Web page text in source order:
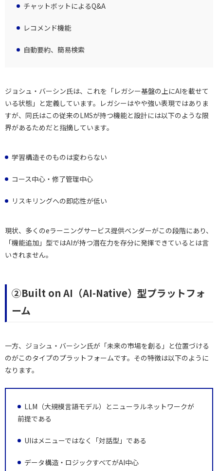
チャットボットによるQ&A
レコメンド機能
自動要約、簡易検索
ジョシュ・バーシン氏は、これを「レガシー基盤の上にAIを載せて
いる状態」と定義しています。レガシーはやや強い表現ではありま
すが、同氏はこの従来のLMSが持つ機能と設計には以下のような限
界があるためだと指摘しています。
学習構造そのものは変わらない
コース中心・修了管理中心
リスキリングへの即応性が低い
現状、多くのeラーニングサービス提供ベンダーがこの段階にあり、
「機能追加」型ではAIが持つ潜在力を存分に発揮できているとは言
いきれません。
②Built on AI（AI-Native）型プラットフォ
ーム
一方、ジョシュ・バーシン氏が「未来の市場を創る」と位置づける
のがこのタイプのプラットフォームです。その特徴は以下のように
なります。
LLM（大規模言語モデル）とニューラルネットワークが
前提である
UIはメニューではなく「対話型」である
データ構造・ロジックすべてがAI中心